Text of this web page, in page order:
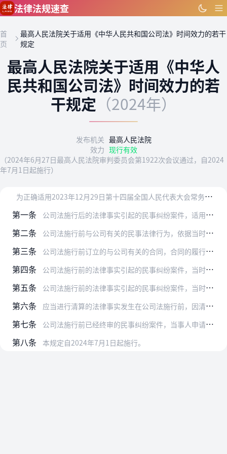
跳到主要内容
法律法规速查
首
页
最高人民法院关于适用《中华人民共和国公司法》时间效力的若干
规定
最高人民法院关于适用《中华人
民共和国公司法》时间效力的若
干规定 （2024年）
发布机关 最高人民法院
效力 现行有效
（2024年6月27日最高人民法院审判委员会第1922次会议通过，自2024
年7月1日起施行）
为
正确适用2023年12月29日第十四届全国人民代表大会常务委员会第七次会议第二次修订的《中华人民共和国公司法》，根据《中华人民共和国立法法》《中华人民共和国民…
第一条
公司法施行后的法律事实引起的民事纠纷案件，适用公司法的规定。
第二条 公司法施行前与公司有关的民事法律行为，依据当时的法律、司法解释认定无效而依据公司法认定有效，因民事法律行为效力发生争议的下列情形，适用公司法的规定：
第三条 公司法施行前订立的与公司有关的合同，合同的履行持续至公司法施行后，因公司法施行前的履行行为发生争议的，适用当时的法律、司法解释的规定；因公司法施行后的履行行为发…
第四条 公司法施行前的法律事实引起的民事纠纷案件，当时的法律、司法解释没有规定而公司法作出规定的下列情形，适用公司法的规定：
第五条 公司法施行前的法律事实引起的民事纠纷案件，当时的法律、司法解释已有原则性规定，公司法作出具体规定的下列情形，适用公司法的规定：
第六条 应当进行清算的法律事实发生在公司法施行前，因清算责任发生争议的，适用当时的法律、司法解释的规定。
第七条 公司法施行前已经终审的民事纠纷案件，当事人申请再审或者人民法院按照审判监督程序决定再审的，适用当时的法律、司法解释的规定。
第八条 本规定自2024年7月1日起施行。